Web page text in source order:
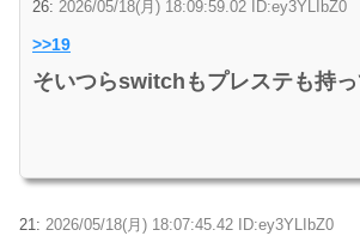
26: 2026/05/18(月) 18:09:59.02 ID:ey3YLIbZ0
>>19
そいつらswitchもプレステも持
21: 2026/05/18(月) 18:07:45.42 ID:ey3YLIbZ0